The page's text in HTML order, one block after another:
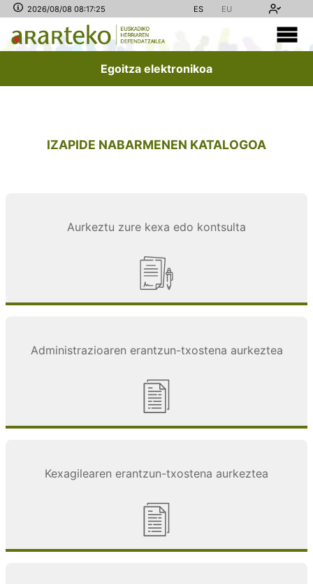
2026/08/08 08:17:26 ES EU
Egoitza elektronikoa
IZAPIDE NABARMENEN KATALOGOA
Aurkeztu zure kexa edo kontsulta
Administrazioaren erantzun-txostena aurkeztea
Kexagilearen erantzun-txostena aurkeztea